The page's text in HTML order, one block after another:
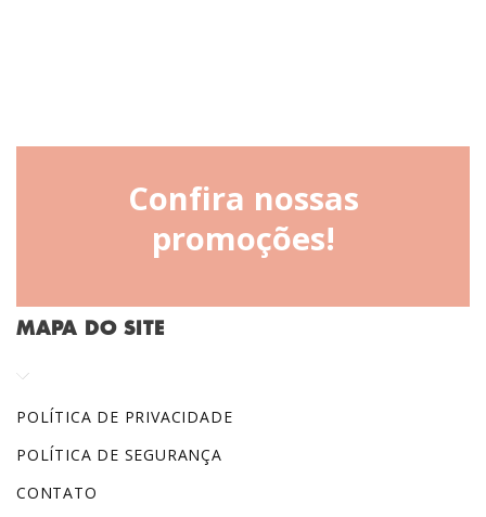
Confira nossas
promoções!
MAPA DO SITE
POLÍTICA DE PRIVACIDADE
POLÍTICA DE SEGURANÇA
CONTATO